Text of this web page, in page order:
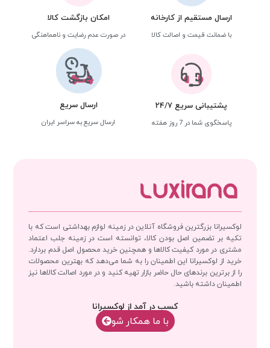
ارسال مستقیم از کارخانه
با ضمانت قیمت و اصالت کالا
امکان بازگشت کالا
در صورت عدم رضایت و ناهماهنگی
پشتیبانی سریع 24/7
پاسخگوی شما در 7 روز هفته
ارسال سریع
ارسال سریع به سراسر ایران
لوکسیرانا بزرگترین فروشگاه آنلاین در زمینه لوازم بهداشتی است که با
تکیه بر تضمین اصل بودن کالا، توانسته است در زمینه جلب اعتماد
مشتری در مورد کیفیت کالاها و همچنین خرید محصول اصل قدم بردارد.
خرید از لوکسیرانا این اطمینان را به شما می‌دهد که بهترین محصولات
را از برترین برندهای حال حاضر بازار تهیه کنید و در مورد اصالت کالاها نیز
اطمینان داشته باشید.
کسب در آمد از لوکسیرانا
با‌‌ ما همکار شو